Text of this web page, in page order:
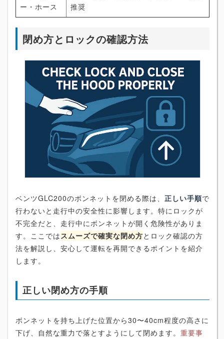
ー・ホース
推奨
閉め方とロックの確認方法
ベンツGLC200のボンネットを閉める際は、 正しい手順で
行わないと走行中の安全性に影響します。特にロックが
不完全だと、走行中にボンネットが開く危険性がありま
す。ここでは スムーズで確実な閉め方とロック確認の方
法を解説し、安心して運転を再開できるポイントを紹介
します。
正しい閉め方の手順
ボンネットを持ち上げた位置から30〜40cm程度の高さに
下げ、自然な重力で落とすようにして閉めます。 重要事